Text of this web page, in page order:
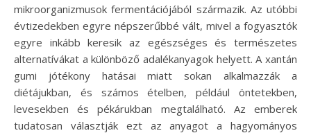
mikroorganizmusok fermentációjából származik. Az utóbbi
évtizedekben egyre népszerűbbé vált, mivel a fogyasztók
egyre inkább keresik az egészséges és természetes
alternatívákat a különböző adalékanyagok helyett. A xantán
gumi jótékony hatásai miatt sokan alkalmazzák a
diétájukban, és számos ételben, például öntetekben,
levesekben és pékárukban megtalálható. Az emberek
tudatosan választják ezt az anyagot a hagyományos